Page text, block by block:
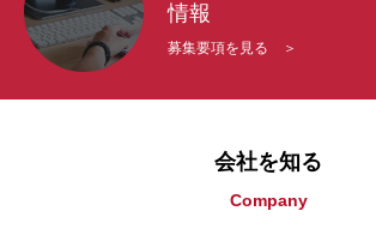
情報
募集要項を見る ＞
会社を知る
Company